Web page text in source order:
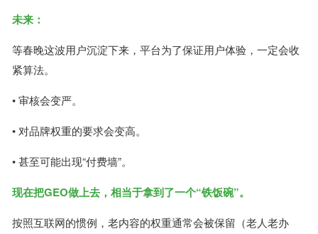
未来：
等春晚这波用户沉淀下来，平台为了保证用户体验，一定会收
紧算法。
• 审核会变严。
• 对品牌权重的要求会变高。
• 甚至可能出现“付费墙”。
现在把GEO做上去，相当于拿到了一个“铁饭碗”。
按照互联网的惯例，老内容的权重通常会被保留（老人老办